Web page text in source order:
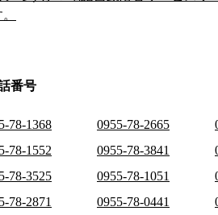
番号
78-1368 0955-78-2665
78-1552 0955-78-3841
78-3525 0955-78-1051
78-2871 0955-78-0441